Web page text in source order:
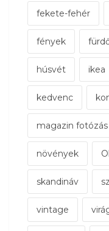
fekete-fehér
fények
húsvét ikea
kedvenc
magazin fotózás
növények
skandináv
vintage